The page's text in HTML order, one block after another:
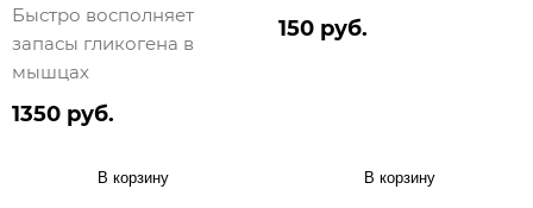
Быстро восполняет
запасы гликогена в
мышцах
1350 руб.
В корзину
150 руб.
В корзину